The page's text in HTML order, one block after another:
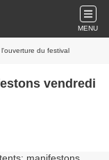
MENU
du festival
vendredi